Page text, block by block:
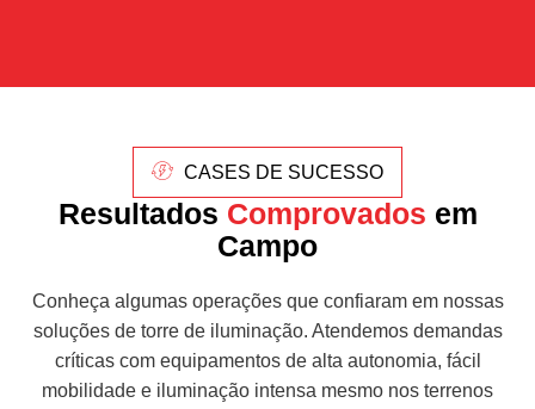
CASES DE SUCESSO
Resultados Comprovados em
Campo
Conheça algumas operações que confiaram em nossas
soluções de torre de iluminação. Atendemos demandas
críticas com equipamentos de alta autonomia, fácil
mobilidade e iluminação intensa mesmo nos terrenos